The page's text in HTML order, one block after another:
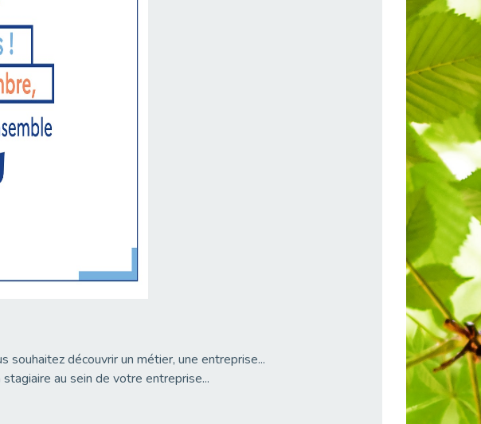
souhaitez découvrir un métier, une entreprise...
au sein de votre entreprise...